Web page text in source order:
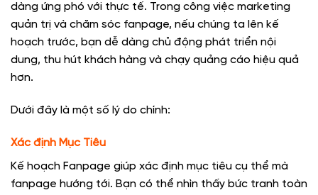
dàng ứng phó với thực tế. Trong công việc marketing
quản trị và chăm sóc fanpage, nếu chúng ta lên kế
hoạch trước, bạn dễ dàng chủ động phát triển nội
dung, thu hút khách hàng và chạy quảng cáo hiệu quả
hơn.
Dưới đây là một số lý do chính:
Xác định Mục Tiêu
Kế hoạch Fanpage giúp xác định mục tiêu cụ thể mà
fanpage hướng tới. Bạn có thể nhìn thấy bức tranh toàn